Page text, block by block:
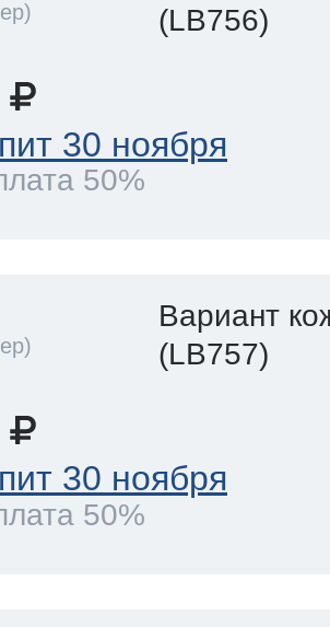
(LB756)
30 ноября
50%
Вариант
(LB757)
30 ноября
50%